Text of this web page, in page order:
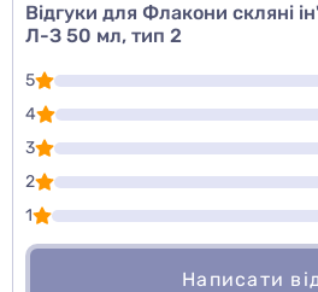
Відгуки для Флакони скляні
Л-З 50 мл, тип 2
5
4
3
2
1
Написати